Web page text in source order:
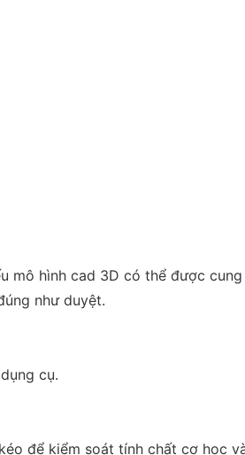
mô hình cad 3D có thể được
như duyệt.
cụ.
để kiểm soát tính chất cơ học